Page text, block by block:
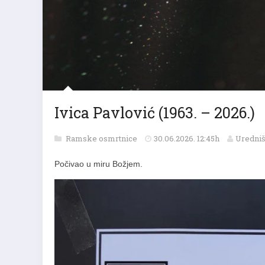
Ivica Pavlović (1963. – 2026.)
Ramske osmrtnice 30.06.2026. 12:45h
Počivao u miru Božjem.